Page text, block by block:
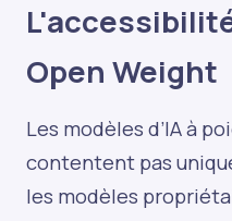
Open Weight
Les modèles d’IA à
contentent pas
les modèles